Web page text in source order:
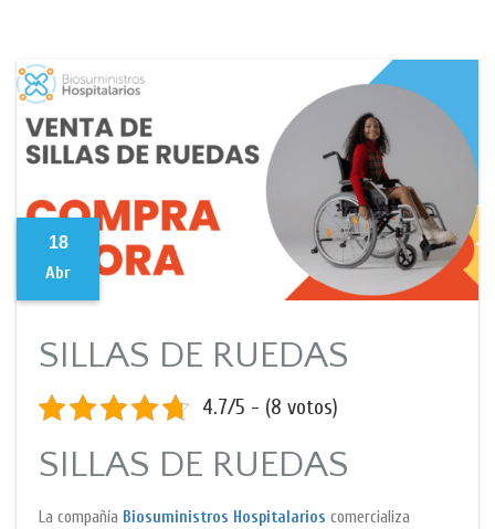
18
Abr
SILLAS DE RUEDAS
4.7/5 - (8 votos)
SILLAS DE RUEDAS
La compañía Biosuministros Hospitalarios comercializa